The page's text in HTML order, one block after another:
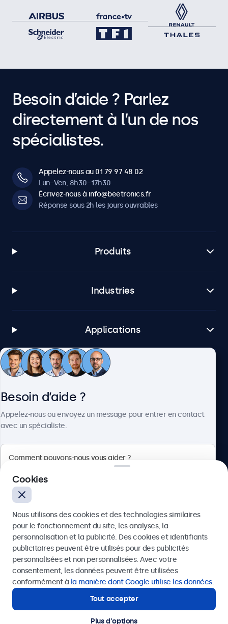
Besoin d’aide ? Parlez
directement à l’un de nos
spécialistes.
Appelez-nous au 01 79 97 48 02
Lun–Ven, 8h30–17h30
Écrivez-nous à info@beetronics.fr
Réponse sous 2h les jours ouvrables
Produits
Industries
Applications
Service client
4.8/5 noté par 5000+ entreprises
Français
Besoin d’aide ?
Appelez-nous ou envoyez un message pour entrer en contact
avec un spécialiste.
Envoyer
Ou appelez-nous au01 79 97 48 02
Contactez nos spécialistes.
Cookies
Nous utilisons des cookies et des technologies similaires
pour le fonctionnement du site, les analyses, la
personnalisation et la publicité. Des cookies et identifiants
publicitaires peuvent être utilisés pour des publicités
personnalisées et non personnalisées. Avec votre
consentement, les données peuvent être utilisées
conformément à la manière dont Google utilise les données.
Tout accepter
Plus d'options